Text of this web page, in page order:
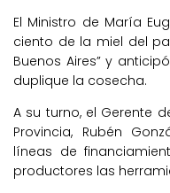
El Ministro de María
ciento de la miel del
Buenos Aires” y
duplique la cosecha.
A su turno, el Gerente
Provincia, Rubén
líneas de
productores las